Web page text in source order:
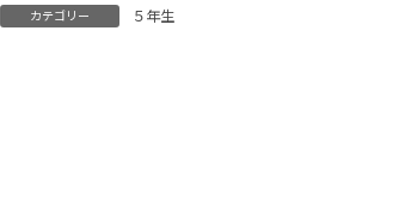
カテゴリー ５年生